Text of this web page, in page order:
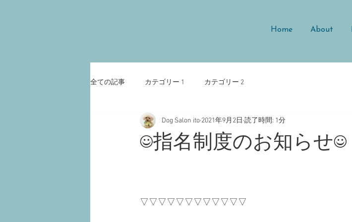
Home About
全ての記事 カテゴリー 1 カテゴリー 2
☺︎指名制度のお知らせ☺︎
Dog Salon ito 2021年9月2日 読了時間: 1分
▽▽▽▽▽▽▽▽▽▽▽▽